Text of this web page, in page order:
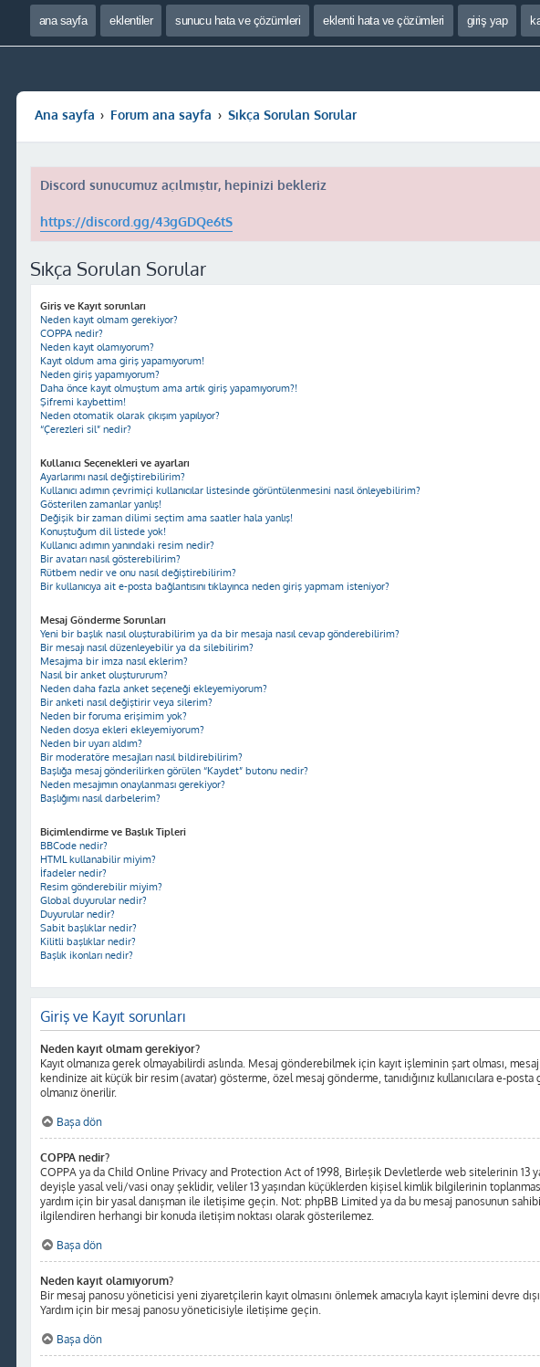
ana sayfa eklentiler sunucu hata ve çözümleri eklenti hata ve çözümleri giriş yap
Ana sayfa Forum ana sayfa Sıkça Sorulan Sorular
Discord sunucumuz açılmıştır, hepinizi bekleriz
https://discord.gg/43gGDQe6tS
Sıkça Sorulan Sorular
Giriş ve Kayıt sorunları
Neden kayıt olmam gerekiyor?
COPPA nedir?
Neden kayıt olamıyorum?
Kayıt oldum ama giriş yapamıyorum!
Neden giriş yapamıyorum?
Daha önce kayıt olmuştum ama artık giriş yapamıyorum?!
Şifremi kaybettim!
Neden otomatik olarak çıkışım yapılıyor?
“Çerezleri sil” nedir?
Kullanıcı Seçenekleri ve ayarları
Ayarlarımı nasıl değiştirebilirim?
Kullanıcı adımın çevrimiçi kullanıcılar listesinde görüntülenmesini nasıl önleyebilirim?
Gösterilen zamanlar yanlış!
Değişik bir zaman dilimi seçtim ama saatler hala yanlış!
Konuştuğum dil listede yok!
Kullanıcı adımın yanındaki resim nedir?
Bir avatarı nasıl gösterebilirim?
Rütbem nedir ve onu nasıl değiştirebilirim?
Bir kullanıcıya ait e-posta bağlantısını tıklayınca neden giriş yapmam isteniyor?
Mesaj Gönderme Sorunları
Yeni bir başlık nasıl oluşturabilirim ya da bir mesaja nasıl cevap gönderebilirim?
Bir mesajı nasıl düzenleyebilir ya da silebilirim?
Mesajıma bir imza nasıl eklerim?
Nasıl bir anket oluştururum?
Neden daha fazla anket seçeneği ekleyemiyorum?
Bir anketi nasıl değiştirir veya silerim?
Neden bir foruma erişimim yok?
Neden dosya ekleri ekleyemiyorum?
Neden bir uyarı aldım?
Bir moderatöre mesajları nasıl bildirebilirim?
Başlığa mesaj gönderilirken görülen “Kaydet” butonu nedir?
Neden mesajımın onaylanması gerekiyor?
Başlığımı nasıl darbelerim?
Biçimlendirme ve Başlık Tipleri
BBCode nedir?
HTML kullanabilir miyim?
İfadeler nedir?
Resim gönderebilir miyim?
Global duyurular nedir?
Duyurular nedir?
Sabit başlıklar nedir?
Kilitli başlıklar nedir?
Başlık ikonları nedir?
Giriş ve Kayıt sorunları
Neden kayıt olmam gerekiyor?
Kayıt olmanıza gerek olmayabilirdi aslında. Mesaj gönderebilmek için kayıt işleminin şart olması,
kendinize ait küçük bir resim (avatar) gösterme, özel mesaj gönderme, tanıdığınız kullanıcılara e-
olmanız önerilir.
Başa dön
COPPA nedir?
COPPA ya da Child Online Privacy and Protection Act of 1998, Birleşik Devletlerde web sitelerinin 13
deyişle yasal veli/vasi onay şeklidir, veliler 13 yaşından küçüklerden kişisel kimlik bilgilerinin
yardım için bir yasal danışman ile iletişime geçin. Not: phpBB Limited ya da bu mesaj panosunun
ilgilendiren herhangi bir konuda iletişim noktası olarak gösterilemez.
Başa dön
Neden kayıt olamıyorum?
Bir mesaj panosu yöneticisi yeni ziyaretçilerin kayıt olmasını önlemek amacıyla kayıt işlemini devre
Yardım için bir mesaj panosu yöneticisiyle iletişime geçin.
Başa dön